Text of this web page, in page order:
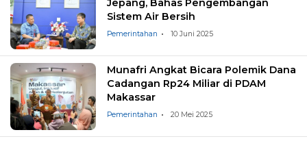
Sistem Air Bersih
Pemerintahan 10 Juni 2025
Munafri Angkat Bicara Polemik Dana
Cadangan Rp24 Miliar di PDAM
Makassar
Pemerintahan 20 Mei 2025